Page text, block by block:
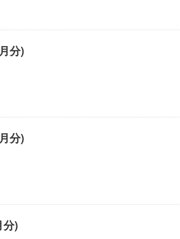
分)
分)
分)